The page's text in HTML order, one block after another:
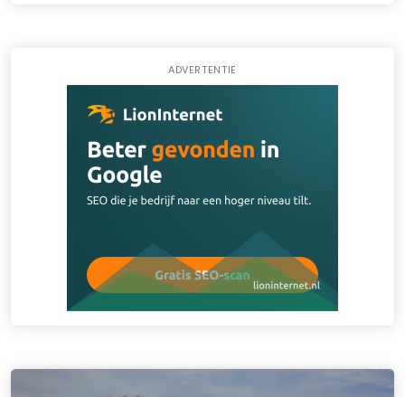
ADVERTENTIE